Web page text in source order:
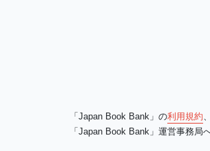
「Japan Book Bank」の利用規約
「Japan Book Bank」運営事務局